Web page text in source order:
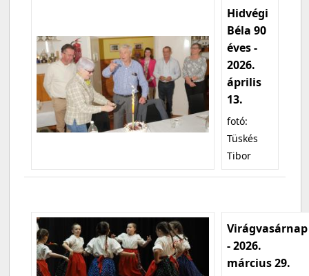
Hidvégi
Béla 90
éves -
2026.
április
13.
fotó:
Tüskés
Tibor
Virágvasárnap
- 2026.
március 29.